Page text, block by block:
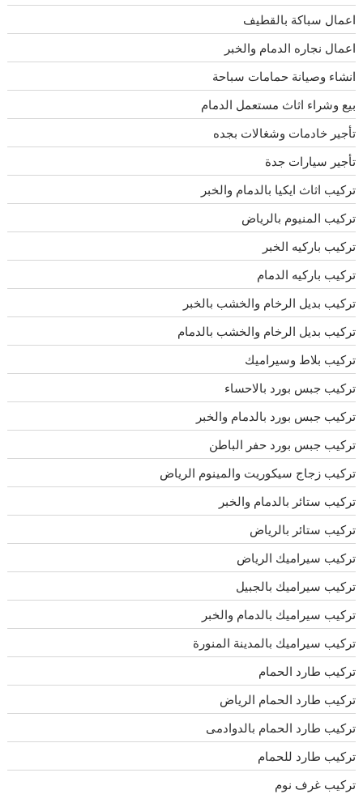
اعمال سباكة بالقطيف
اعمال نجاره الدمام والخبر
انشاء وصيانة حمامات سباحة
بيع وشراء اثاث مستعمل الدمام
تأجير خادمات وشغالات بجده
تأجير سيارات جدة
تركيب اثاث ايكيا بالدمام والخبر
تركيب المنيوم بالرياض
تركيب باركيه الخبر
تركيب باركيه الدمام
تركيب بديل الرخام والخشب بالخبر
تركيب بديل الرخام والخشب بالدمام
تركيب بلاط وسيراميك
تركيب جبس بورد بالاحساء
تركيب جبس بورد بالدمام والخبر
تركيب جبس بورد حفر الباطن
تركيب زجاج سيكوريت والمينوم الرياض
تركيب ستائر بالدمام والخبر
تركيب ستائر بالرياض
تركيب سيراميك الرياض
تركيب سيراميك بالجبيل
تركيب سيراميك بالدمام والخبر
تركيب سيراميك بالمدينة المنورة
تركيب طارد الحمام
تركيب طارد الحمام الرياض
تركيب طارد الحمام بالدوادمى
تركيب طارد للحمام
تركيب غرف نوم